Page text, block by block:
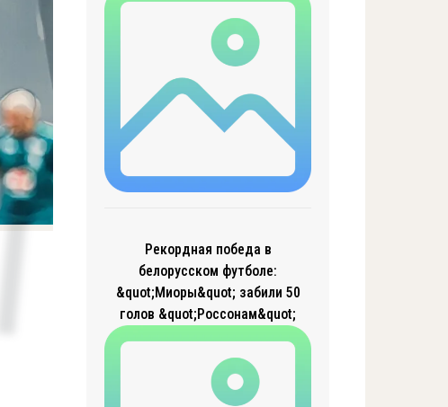
Рекордная победа в
белорусском футболе:
&quot;Миоры&quot; забили 50
голов &quot;Россонам&quot;